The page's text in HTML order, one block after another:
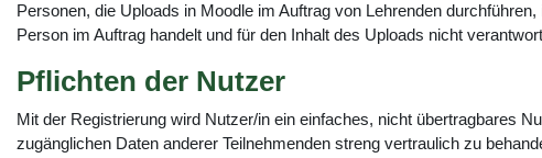
Personen, die Uploads in Moodle im Auftrag von Lehrenden
Person im Auftrag handelt und für den Inhalt des Uploads nicht
Pflichten der Nutzer
Mit der Registrierung wird Nutzer/in ein einfaches, nicht übertragbares
zugänglichen Daten anderer Teilnehmenden streng vertraulich zu